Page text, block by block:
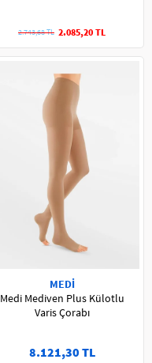
2.085,20 TL
2.743,68 TL
MEDİ
Medi Mediven Plus Külotlu
Varis Çorabı
8.121,30 TL